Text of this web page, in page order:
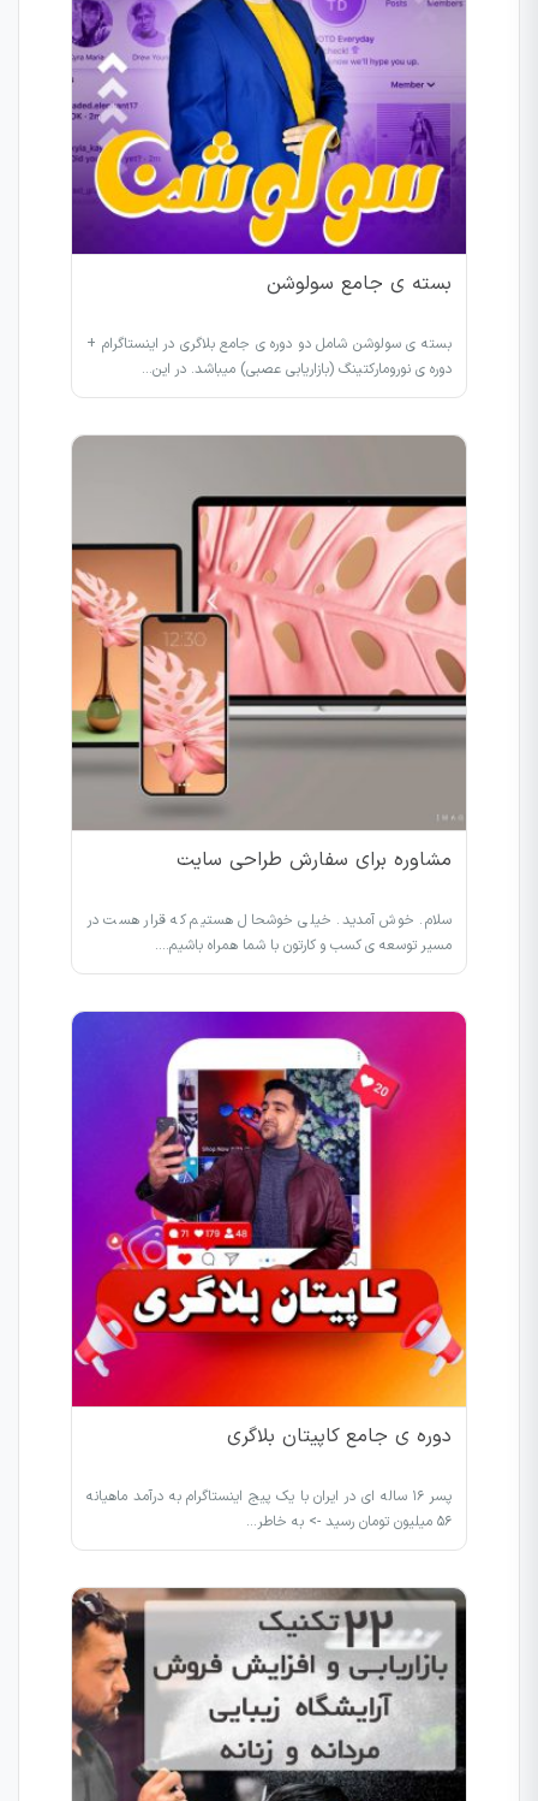
بسته ی جامع سولوشن
بسته ی سولوشن شامل دو دوره ی جامع بلاگری در اینستاگرام +
دوره ی نورومارکتینگ (بازاریابی عصبی) میباشد. در این…
مشاوره برای سفارش طراحی سایت
سلام. خوش آمدید. خیلی خوشحال هستیم که قرار هست در
مسیر توسعه ی کسب و کارتون با شما همراه باشیم.…
دوره ی جامع کاپیتان بلاگری
پسر ۱۶ ساله ای در ایران با یک پیج اینستاگرام به درآمد ماهیانه
۵۶ میلیون تومان رسید -> به خاطر…